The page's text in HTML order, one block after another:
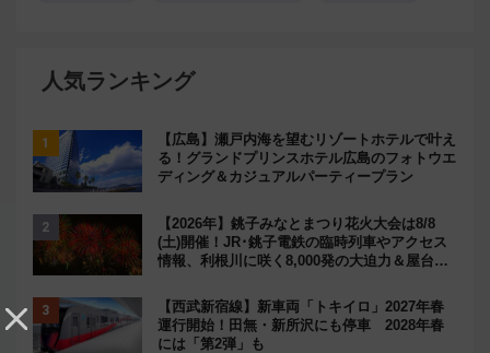
人気ランキング
【広島】瀬戸内海を望むリゾートホテルで叶え
る！グランドプリンスホテル広島のフォトウエ
ディング＆カジュアルパーティープラン
【2026年】銚子みなとまつり花火大会は8/8
(土)開催！JR･銚子電鉄の臨時列車やアクセス
情報、利根川に咲く8,000発の大迫力＆屋台を
【西武新宿線】新車両「トキイロ」2027年春
運行開始！田無・新所沢にも停車 2028年春
には「第2弾」も